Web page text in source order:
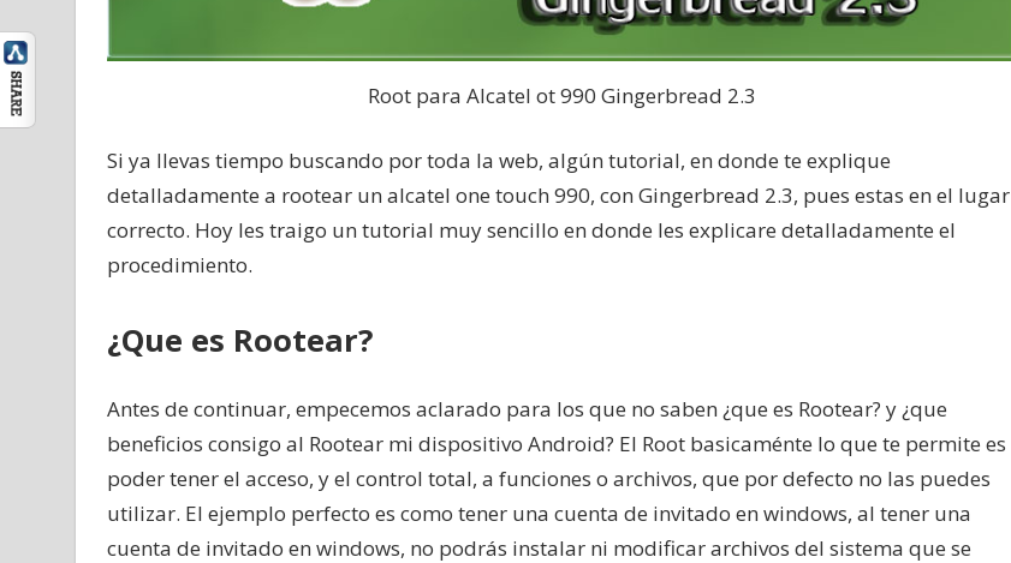
Root para Alcatel ot 990 Gingerbread 2.3
Si ya llevas tiempo buscando por toda la web, algún tutorial, en donde te explique
detalladamente a rootear un alcatel one touch 990, con Gingerbread 2.3, pues estas en el lugar
correcto. Hoy les traigo un tutorial muy sencillo en donde les explicare detalladamente el
procedimiento.
¿Que es Rootear?
Antes de continuar, empecemos aclarado para los que no saben ¿que es Rootear? y ¿que
beneficios consigo al Rootear mi dispositivo Android? El Root basicaménte lo que te permite es
poder tener el acceso, y el control total, a funciones o archivos, que por defecto no las puedes
utilizar. El ejemplo perfecto es como tener una cuenta de invitado en windows, al tener una
cuenta de invitado en windows, no podrás instalar ni modificar archivos del sistema que se